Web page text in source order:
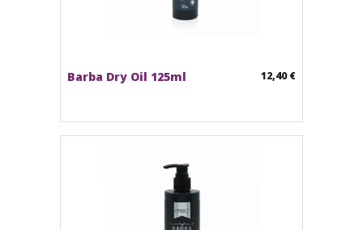
Barba Dry Oil 125ml 12,40 €